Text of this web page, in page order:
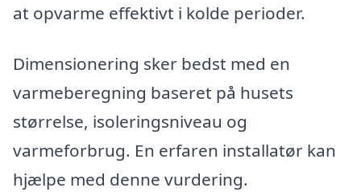
at opvarme effektivt i kolde perioder.
Dimensionering sker bedst med en
varmeberegning baseret på husets
størrelse, isoleringsniveau og
varmeforbrug. En erfaren installatør kan
hjælpe med denne vurdering.